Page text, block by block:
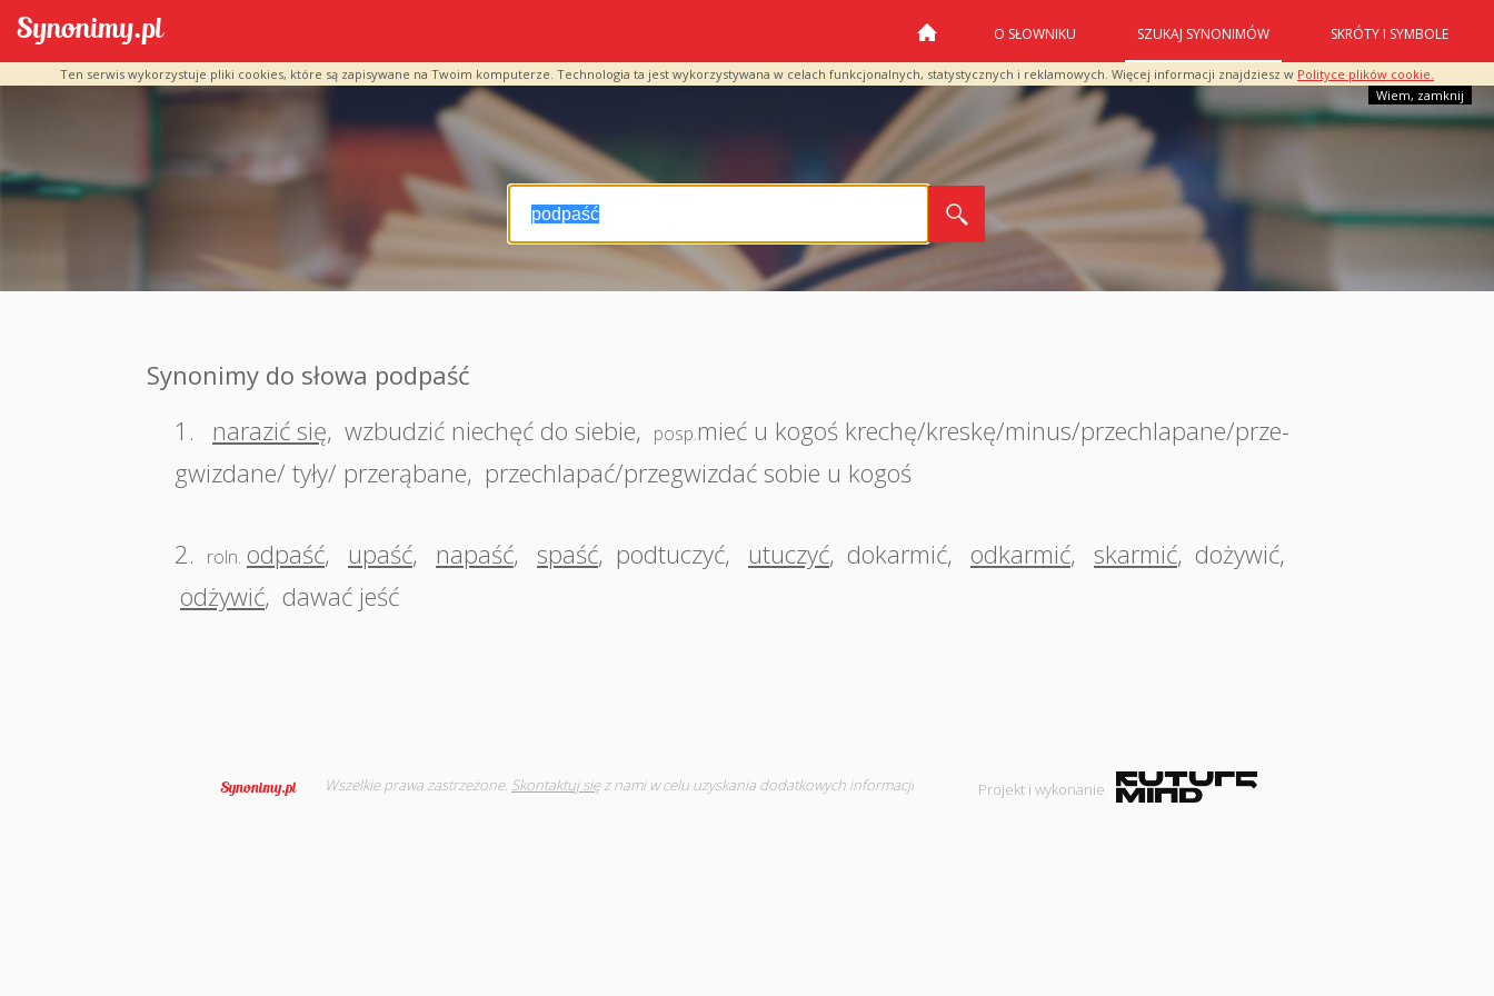
Ten serwis wykorzystuje pliki cookies, które są zapisywane na Twoim komputerze. Technologia ta jest wykorzystywana w celach funkcjonalnych, statystycznych i reklamowych. Więcej informacji znajdziesz w Polityce plików cookie.
Wiem, zamknij
O SŁOWNIKU SZUKAJ SYNONIMÓW SKRÓTY I SYMBOLE
Synonimy do słowa podpaść
1.
narazić się, wzbudzić niechęć do siebie, posp.mieć u kogoś krechę/kreskę/minus/przechlapane/prze-
gwizdane/ tyły/ przerąbane, przechlapać/przegwizdać sobie u kogoś
2. roln. odpaść, upaść, napaść, spaść, podtuczyć, utuczyć, dokarmić, odkarmić, skarmić, dożywić,
odżywić, dawać jeść
Wszelkie prawa zastrzeżone. Skontaktuj sięz nami w celu uzyskania dodatkowych informacji Projekt i wykonanie